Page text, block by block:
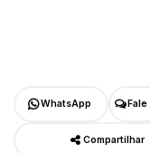
WhatsApp
Compartilhar